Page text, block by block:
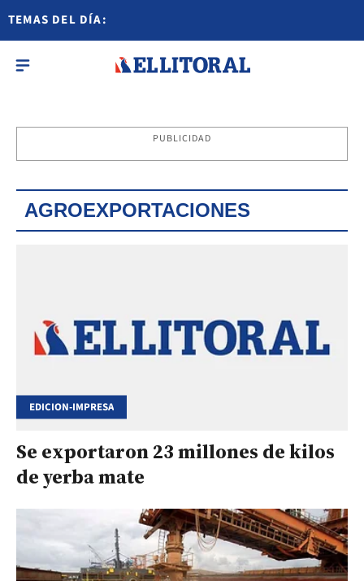
TEMAS DEL DÍA:
PUBLICIDAD
AGROEXPORTACIONES
EDICION-IMPRESA
Se exportaron 23 millones de kilos
de yerba mate